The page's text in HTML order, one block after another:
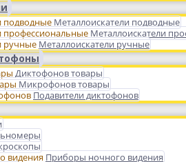
Металлоискатели подводные
Металлоискатели
Металлоискатели ручные
Диктофонов товары
Микрофонов товары
Подавители диктофонов
Приборы ночного видения